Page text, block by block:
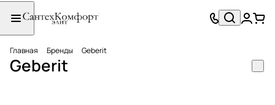
Главная Бренды Geberit
Geberit